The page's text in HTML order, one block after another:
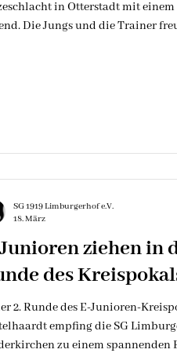
in Otterstadt mit einem
Die Jungs und die Trainer
ziehen in
des
2. Runde des E-Junioren-
empfing die SG
zu einem
SG 1919 Limburgerhof e.V.
18. März